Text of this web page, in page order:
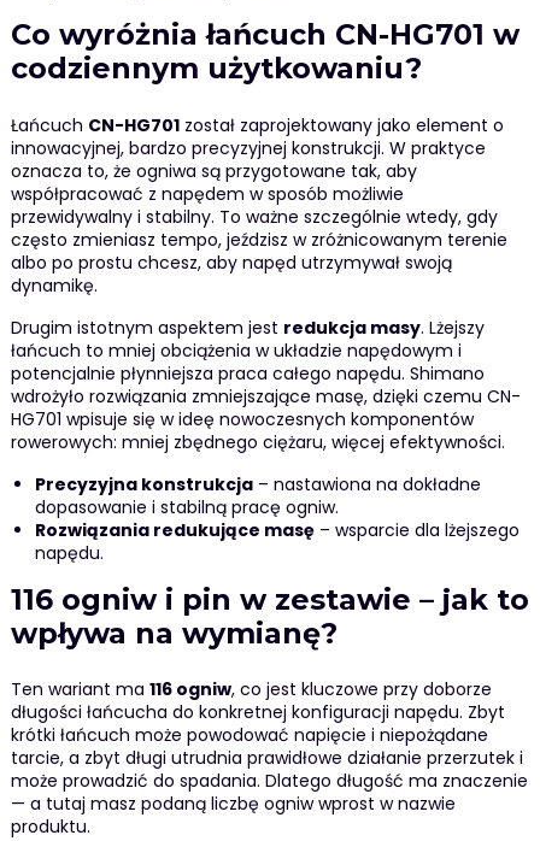
Co wyróżnia łańcuch CN-HG701 w
codziennym użytkowaniu?
Łańcuch CN-HG701został zaprojektowany jako element o
innowacyjnej, bardzo precyzyjnej konstrukcji. W praktyce
oznacza to, że ogniwa są przygotowane tak, aby
współpracować z napędem w sposób możliwie
przewidywalny i stabilny. To ważne szczególnie wtedy, gdy
często zmieniasz tempo, jeździsz w zróżnicowanym terenie
albo po prostu chcesz, aby napęd utrzymywał swoją
dynamikę.
Drugim istotnym aspektem jest redukcja masy. Lżejszy
łańcuch to mniej obciążenia w układzie napędowym i
potencjalnie płynniejsza praca całego napędu. Shimano
wdrożyło rozwiązania zmniejszające masę, dzięki czemu CN-
HG701 wpisuje się w ideę nowoczesnych komponentów
rowerowych: mniej zbędnego ciężaru, więcej efektywności.
Precyzyjna konstrukcja– nastawiona na dokładne
dopasowanie i stabilną pracę ogniw.
Rozwiązania redukujące masę– wsparcie dla lżejszego
napędu.
116 ogniw i pin w zestawie – jak to
wpływa na wymianę?
Ten wariant ma 116 ogniw, co jest kluczowe przy doborze
długości łańcucha do konkretnej konfiguracji napędu. Zbyt
krótki łańcuch może powodować napięcie i niepożądane
tarcie, a zbyt długi utrudnia prawidłowe działanie przerzutek i
może prowadzić do spadania. Dlatego długość ma znaczenie
— a tutaj masz podaną liczbę ogniw wprost w nazwie
produktu.